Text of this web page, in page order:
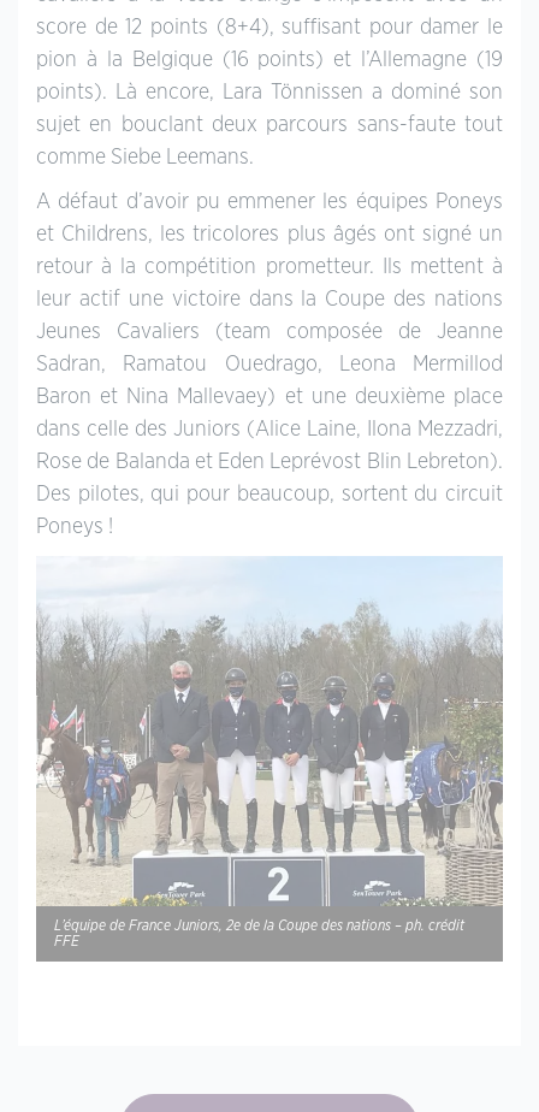
score de 12 points (8+4), suffisant pour damer le
pion à la Belgique (16 points) et l’Allemagne (19
points). Là encore, Lara Tönnissen a dominé son
sujet en bouclant deux parcours sans-faute tout
comme Siebe Leemans.
A défaut d’avoir pu emmener les équipes Poneys
et Childrens, les tricolores plus âgés ont signé un
retour à la compétition prometteur. Ils mettent à
leur actif une victoire dans la Coupe des nations
Jeunes Cavaliers (team composée de Jeanne
Sadran, Ramatou Ouedrago, Leona Mermillod
Baron et Nina Mallevaey) et une deuxième place
dans celle des Juniors (Alice Laine, Ilona Mezzadri,
Rose de Balanda et Eden Leprévost Blin Lebreton).
Des pilotes, qui pour beaucoup, sortent du circuit
Poneys !
L’équipe de France Juniors, 2e de la Coupe des nations – ph. crédit
FFE